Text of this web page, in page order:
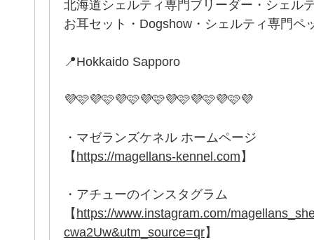
北海道シェルティ専門ブリーダー・シェル
お耳セット・Dogshow・シェルティ専門ペ
📍Hokkaido Sapporo
💜🩷💜🩷💜🩷💜🩷💜🩷💜🩷💜🩷💜
・マゼランズケネル ホームページ
【https://magellans-kennel.com】
・アチューのインスタグラム
【https://www.instagram.com/
cwa2Uw&utm_source=qr】